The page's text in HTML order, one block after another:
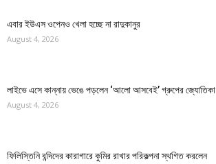
এবার ইউএস ওপেনও খেলা হচ্ছে না রাদুকানুর
August 4, 2026
লাইভে এসে কান্নায় ভেঙে পড়লেন ‘আলো আসবেই’ গ্রুপের জ্যোতিকা
August 4, 2026
ফিলিস্তিনি বন্দিদের কারাগারে কুমির রাখার পরিকল্পনা স্থগিত করলেন